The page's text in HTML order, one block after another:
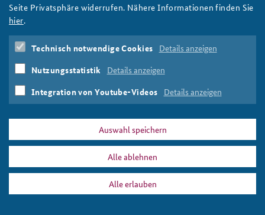
nach dem Angriﬀ Russlands auf die Ukraine. Deutschland solle
nun Führung lernen – und Verantwortung vorleben. Foto: BAKS
/ Beu
weiter
BAKS,Präsident,Ekkehard Brose,Zeitenwende
DATA PRIVACY IMPRINT
Seite Privatsphäre widerrufen. Nähere Informationen finden Sie
hier.
Technisch notwendige Cookies Details anzeigen
Nutzungsstatistik Details anzeigen
Integration von Youtube-Videos Details anzeigen
Auswahl speichern
Alle ablehnen
Alle erlauben